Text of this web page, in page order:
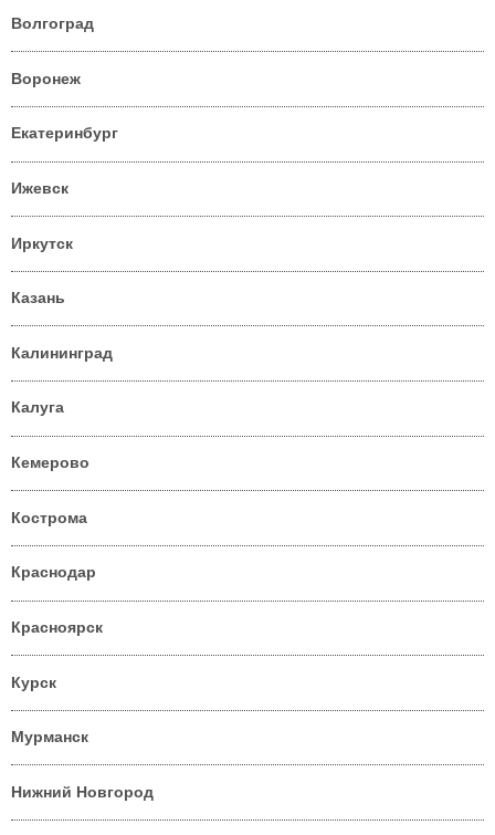
Волгоград
Воронеж
Екатеринбург
Ижевск
Иркутск
Казань
Калининград
Калуга
Кемерово
Кострома
Краснодар
Красноярск
Курск
Мурманск
Нижний Новгород